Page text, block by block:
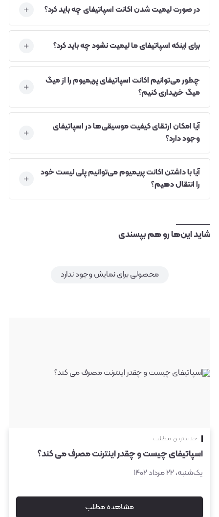
در صورت لیمیت شدن اکانت اسپاتیفای چه باید کرد؟
برای اینکه اسپاتیفای ما لیمیت نشود چه باید کرد؟
چطور می‌توانیم اکانت اسپاتیفای پریمیوم را از میگ
میگ خریداری کنیم؟
آیا امکان ارتقای کیفیت موسیقی‌ها در اسپاتیفای
وجود دارد؟
آیا با داشتن اکانت پریمیوم می‌توانیم پلی لیست خود
را انتقال دهیم؟
شاید این‌ها رو هم بپسندی
محصولی برای نمایش وجود ندارد
جدیدترین مطلب
اسپاتیفای چیست و چقدر اینترنت مصرف می‌ کند؟
یک‌شنبه، ۲۲ مرداد ۱۴۰۲
مشاهده مطلب